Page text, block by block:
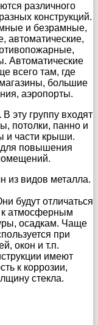
различного
конструкций.
и безрамные,
автоматические,
Автоматические
всего там, где
большие
аэропорты.
В эту группу входят
потолки, панно и
и части крыши.
повышения
из видов металла.
будут отличаться
к атмосферным
осадкам. Чаще
при
окон и т.п.
имеют
к коррозии,
стекла.